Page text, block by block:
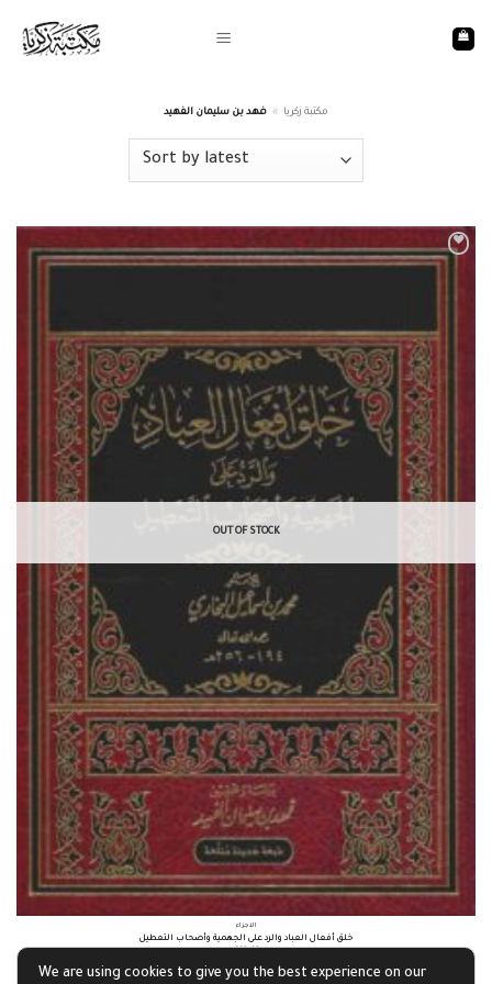
content
مكتبة زكريا » فهد بن سليمان الفهيد
OUT OF STOCK
الأجزاء
خلق أفعال العباد والرد على الجهمية وأصحاب التعطيل
£18.42
Read more
We are using cookies to give you the best experience on our